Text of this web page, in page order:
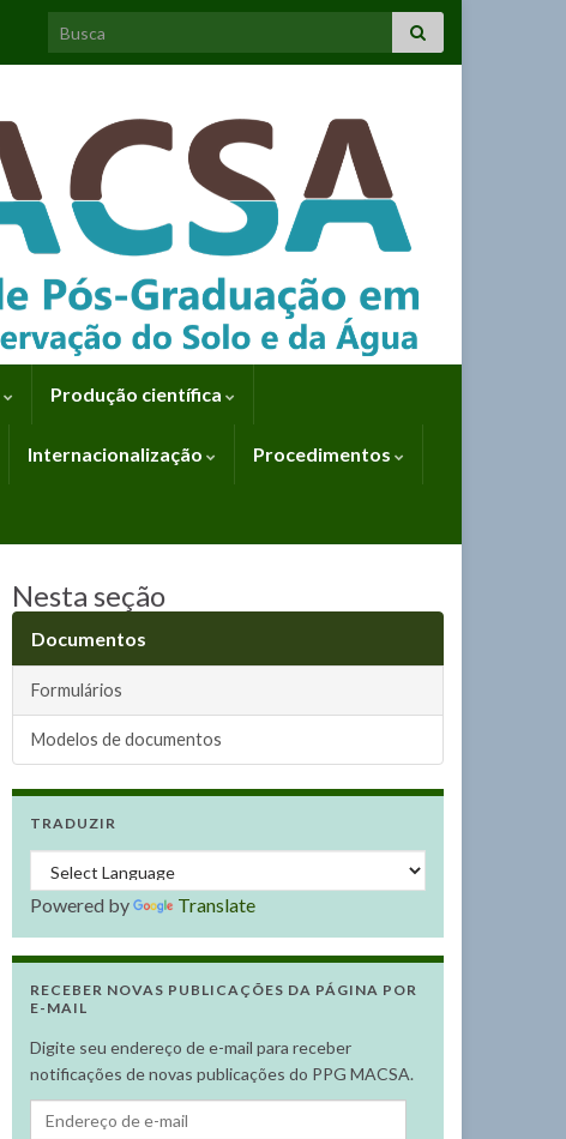
Search for:
Produção científica
Internacionalização Procedimentos
Nesta seção
Documentos
Formulários
Modelos de documentos
TRADUZIR
Powered by Translate
RECEBER NOVAS PUBLICAÇÕES DA PÁGINA POR
E-MAIL
Digite seu endereço de e-mail para receber
notificações de novas publicações do PPG MACSA.
Endereço de e-mail